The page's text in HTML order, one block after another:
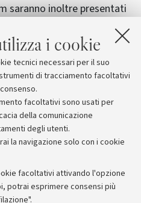
i cookie
tecnici necessari per il suo
di tracciamento facoltativi
facoltativi sono usati per
della comunicazione
degli utenti.
la navigazione solo con i cookie
facoltativi attivando l'opzione
potrai esprimere consensi più
saranno inoltre presentati
: a cura di
della Fondazione
di Federica Muzzarelli
Master in Design and
stampa